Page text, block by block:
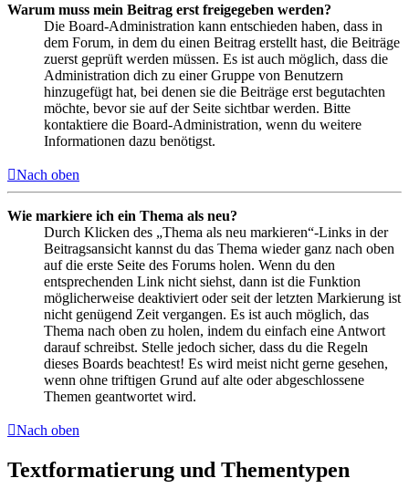
Warum muss mein Beitrag erst freigegeben werden?
Die Board-Administration kann entschieden haben, dass in
dem Forum, in dem du einen Beitrag erstellt hast, die Beiträge
zuerst geprüft werden müssen. Es ist auch möglich, dass die
Administration dich zu einer Gruppe von Benutzern
hinzugefügt hat, bei denen sie die Beiträge erst begutachten
möchte, bevor sie auf der Seite sichtbar werden. Bitte
kontaktiere die Board-Administration, wenn du weitere
Informationen dazu benötigst.
Nach oben
Wie markiere ich ein Thema als neu?
Durch Klicken des „Thema als neu markieren“-Links in der
Beitragsansicht kannst du das Thema wieder ganz nach oben
auf die erste Seite des Forums holen. Wenn du den
entsprechenden Link nicht siehst, dann ist die Funktion
möglicherweise deaktiviert oder seit der letzten Markierung ist
nicht genügend Zeit vergangen. Es ist auch möglich, das
Thema nach oben zu holen, indem du einfach eine Antwort
darauf schreibst. Stelle jedoch sicher, dass du die Regeln
dieses Boards beachtest! Es wird meist nicht gerne gesehen,
wenn ohne triftigen Grund auf alte oder abgeschlossene
Themen geantwortet wird.
Nach oben
Textformatierung und Thementypen